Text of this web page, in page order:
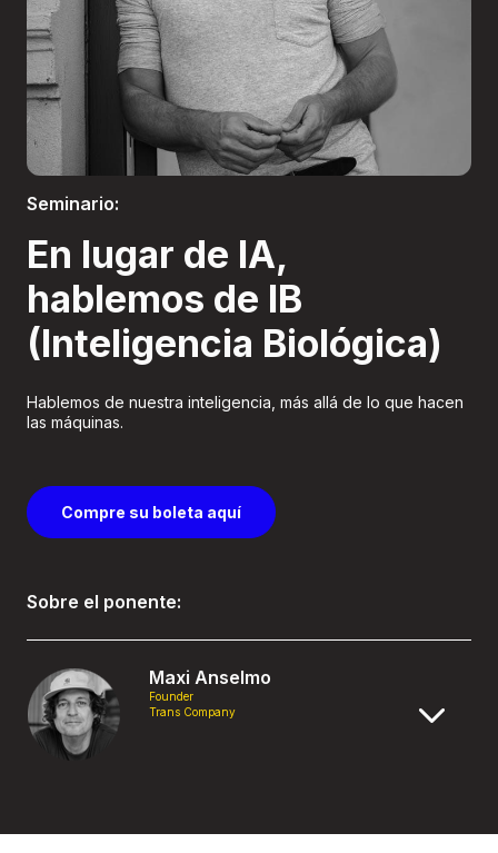
Seminario:
En lugar de IA,
hablemos de IB
(Inteligencia Biológica)
Hablemos de nuestra inteligencia, más allá de lo que hacen
las máquinas.
Compre su boleta aquí
Sobre el ponente:
Maxi Anselmo
Founder
Trans Company